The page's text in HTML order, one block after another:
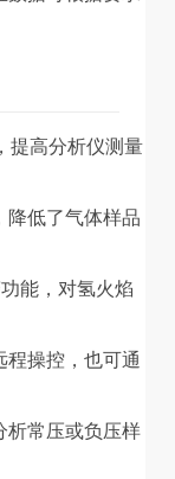
提高分析仪测量
降低了气体样品
能，对氢火焰
程操控，也可通
析常压或负压样